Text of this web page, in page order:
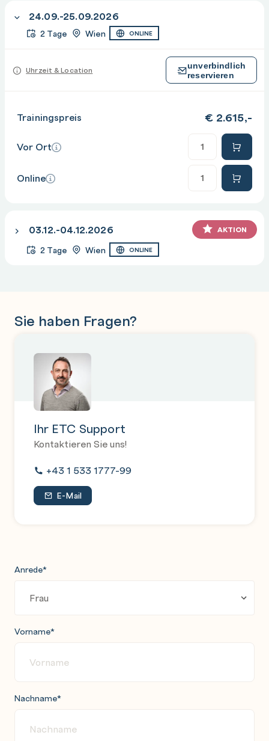
24.09.-25.09.2026
2 Tage Wien ONLINE
Uhrzeit & Location
unverbindlich
reservieren
Trainingspreis € 2.615,-
Vor Ort
Online
03.12.-04.12.2026 AKTION
2 Tage Wien ONLINE
Sie haben Fragen?
Ihr ETC Support
Kontaktieren Sie uns!
+43 1 533 1777-99
E-Mail
Anrede*
Vorname*
Nachname*